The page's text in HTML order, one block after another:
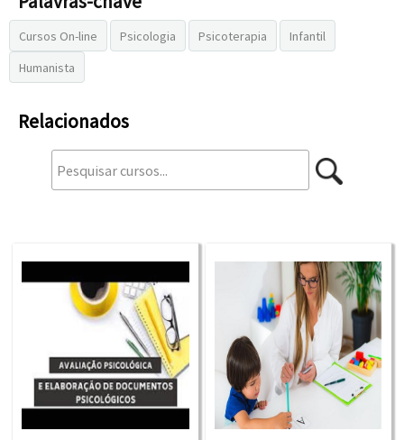
Relacionados